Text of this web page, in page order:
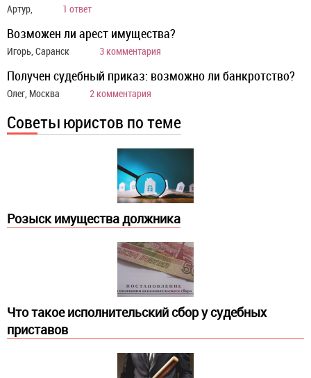
Артур, 1 ответ
Возможен ли арест имущества?
Игорь, Саранск 3 комментария
Получен судебный приказ: возможно ли банкротство?
Олег, Москва 2 комментария
Советы юристов по теме
Розыск имущества должника
Что такое исполнительский сбор у судебных
приставов